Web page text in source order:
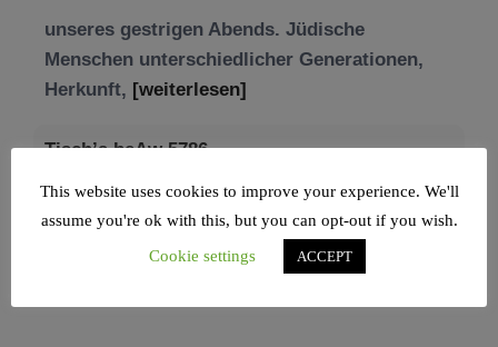
Tisch’a beAw 5786
an die Zerstörung des Ersten und
This website uses cookies to improve your experience. We'll
assume you're ok with this, but you can opt-out if you wish.
Cookie settings
ACCEPT